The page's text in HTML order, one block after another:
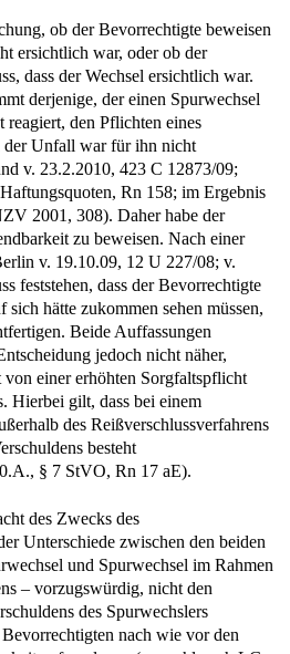
ob der Bevorrechtigte beweisen
ersichtlich war, oder ob der
dass der Wechsel ersichtlich war.
derjenige, der einen Spurwechsel
reagiert, den Pflichten eines
der Unfall war für ihn nicht
v. 23.2.2010, 423 C 12873/09;
Rn 158; im Ergebnis
2001, 308). Daher habe der
zu beweisen. Nach einer
v. 19.10.09, 12 U 227/08; v.
feststehen, dass der Bevorrechtigte
hätte zukommen sehen müssen,
Beide Auffassungen
jedoch nicht näher,
einer erhöhten Sorgfaltspflicht
Hierbei gilt, dass bei einem
des Reißverschlussverfahrens
besteht
§ 7 StVO, Rn 17 aE).
des Zwecks des
Unterschiede zwischen den beiden
und Spurwechsel im Rahmen
– vorzugswürdig, nicht den
des Spurwechslers
nach wie vor den